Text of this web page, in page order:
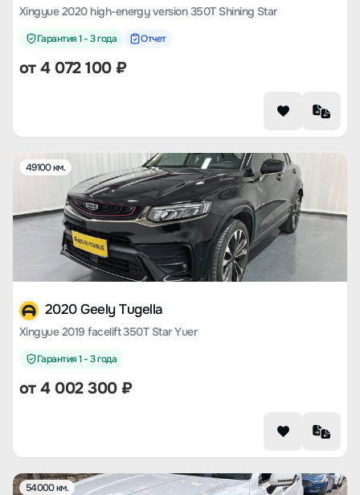
Xingyue 2020 high-energy version 350T Shining Star
Гарантия 1 - 3 года Отчет
от4 072 100₽
49100 км.
2020 Geely Tugella
Xingyue 2019 facelift 350T Star Yuer
Гарантия 1 - 3 года
от4 002 300₽
54000 км.